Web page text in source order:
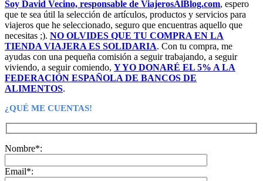
Soy David Vecino, responsable de ViajerosAlBlog.com, espero
que te sea útil la selección de artículos, productos y servicios para
viajeros que he seleccionado, seguro que encuentras aquello que
necesitas ;). NO OLVIDES QUE TU COMPRA EN LA
TIENDA VIAJERA ES SOLIDARIA. Con tu compra, me
ayudas con una pequeña comisión a seguir trabajando, a seguir
viviendo, a seguir comiendo, Y YO DONARÉ EL 5% A LA
FEDERACIÓN ESPAÑOLA DE BANCOS DE
ALIMENTOS.
¿QUÉ ME CUENTAS!
Nombre*:
Email*: